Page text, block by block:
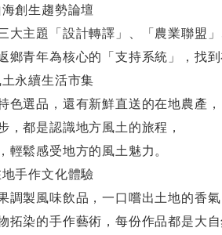
創生趨勢論壇
大主題「設計轉譯」、「農業聯盟
鄉青年為核心的「支持系統」，找
永續生活市集
色選品，還有新鮮直送的在地農產，
，都是認識地方風土的旅程，
輕鬆感受地方的風土魅力。
手作文化體驗
調製風味飲品，一口嚐出土地的香
拓染的手作藝術，每份作品都是大